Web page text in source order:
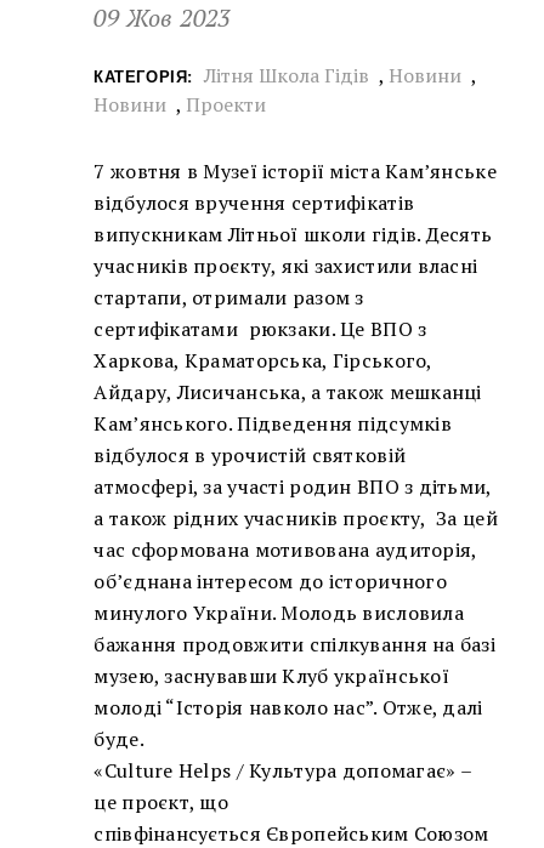
09 Жов 2023
КАТЕГОРІЯ: Літня Школа Гідів , Новини ,
Новини , Проекти
7 жовтня в Музеї історії міста Кам’янське
відбулося вручення сертифікатів
випускникам Літньої школи гідів. Десять
учасників проєкту, які захистили власні
стартапи, отримали разом з
сертифікатами рюкзаки. Це ВПО з
Харкова, Краматорська, Гірського,
Айдару, Лисичанська, а також мешканці
Кам’янського. Підведення підсумків
відбулося в урочистій святковій
атмосфері, за участі родин ВПО з дітьми,
а також рідних учасників проєкту, За цей
час сформована мотивована аудиторія,
об’єднана інтересом до історичного
минулого України. Молодь висловила
бажання продовжити спілкування на базі
музею, заснувавши Клуб української
молоді “Історія навколо нас”. Отже, далі
буде.
«Culture Helps / Культура допомагає» –
це проєкт, що
співфінансується Європейським Союзом